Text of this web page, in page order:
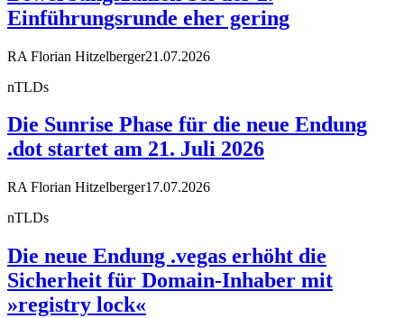
Einführungsrunde eher gering
RA Florian Hitzelberger21.07.2026
nTLDs
Die Sunrise Phase für die neue Endung
.dot startet am 21. Juli 2026
RA Florian Hitzelberger17.07.2026
nTLDs
Die neue Endung .vegas erhöht die
Sicherheit für Domain-Inhaber mit
»registry lock«